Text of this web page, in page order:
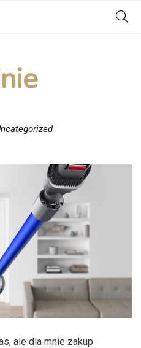
ale dla mnie zakup